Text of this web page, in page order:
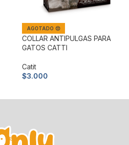
AGOTADO 😔
COLLAR ANTIPULGAS PARA
GATOS CATTI
Catit
$3.000